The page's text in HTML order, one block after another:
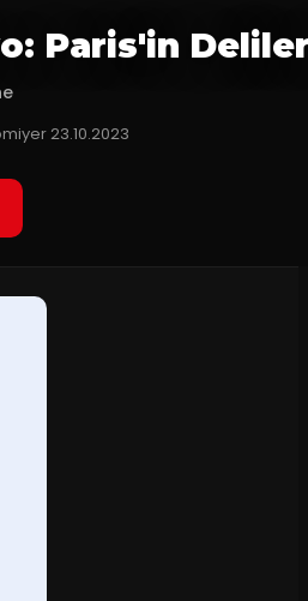
Paris'in
23.10.2023